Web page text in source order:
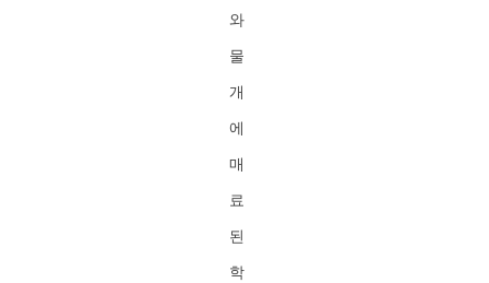
와
물
개
에
매
료
된
학